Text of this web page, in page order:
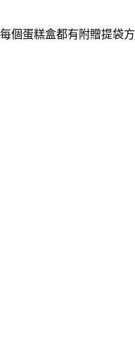
每個蛋糕盒都有附贈提袋